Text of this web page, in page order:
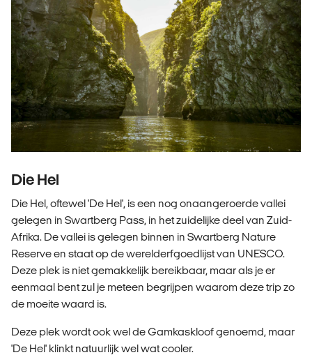
Die Hel
Die Hel, oftewel 'De Hel', is een nog onaangeroerde vallei
gelegen in Swartberg Pass, in het zuidelijke deel van Zuid-
Afrika. De vallei is gelegen binnen in Swartberg Nature
Reserve en staat op de werelderfgoedlijst van UNESCO.
Deze plek is niet gemakkelijk bereikbaar, maar als je er
eenmaal bent zul je meteen begrijpen waarom deze trip zo
de moeite waard is.
Deze plek wordt ook wel de Gamkaskloof genoemd, maar
'De Hel' klinkt natuurlijk wel wat cooler.